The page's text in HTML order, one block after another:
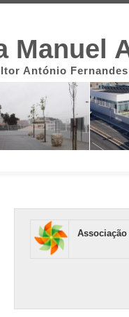
Manuel
António
Associação